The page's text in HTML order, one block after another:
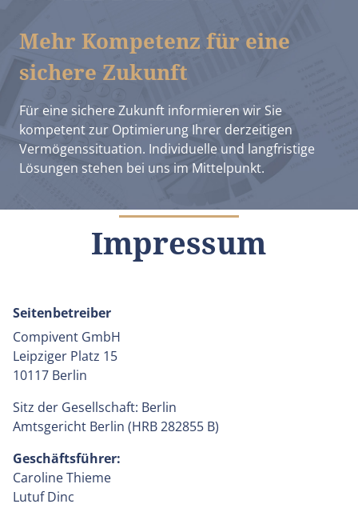
Mehr Kompetenz für eine
sichere Zukunft
Für eine sichere Zukunft informieren wir Sie
kompetent zur Optimierung Ihrer derzeitigen
Vermögenssituation. Individuelle und langfristige
Lösungen stehen bei uns im Mittelpunkt.
Impressum
Seitenbetreiber
Compivent GmbH
Leipziger Platz 15
10117 Berlin
Sitz der Gesellschaft: Berlin
Amtsgericht Berlin (HRB 282855 B)
Geschäftsführer:
Caroline Thieme
Lutuf Dinc